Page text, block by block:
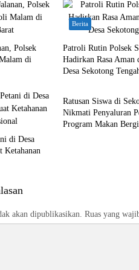
Polsek
di
Berita
Patroli Rutin Polsek
Hadirkan Rasa Aman
Desa Sekotong
di Desa
Ketahanan
Ratusan Siswa di
Nikmati Penyaluran
Program Makan
akan dipublikasikan. Ruas yang